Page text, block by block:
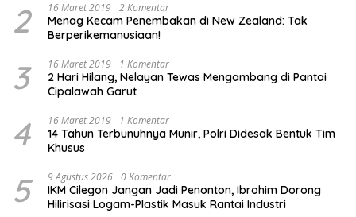
2 16 Maret 2019 2 Komentar
Menag Kecam Penembakan di New Zealand: Tak
Berperikemanusiaan!
3 16 Maret 2019 1 Komentar
2 Hari Hilang, Nelayan Tewas Mengambang di Pantai
Cipalawah Garut
4 16 Maret 2019 1 Komentar
14 Tahun Terbunuhnya Munir, Polri Didesak Bentuk Tim
Khusus
5 9 Agustus 2026 0 Komentar
IKM Cilegon Jangan Jadi Penonton, Ibrohim Dorong
Hilirisasi Logam-Plastik Masuk Rantai Industri